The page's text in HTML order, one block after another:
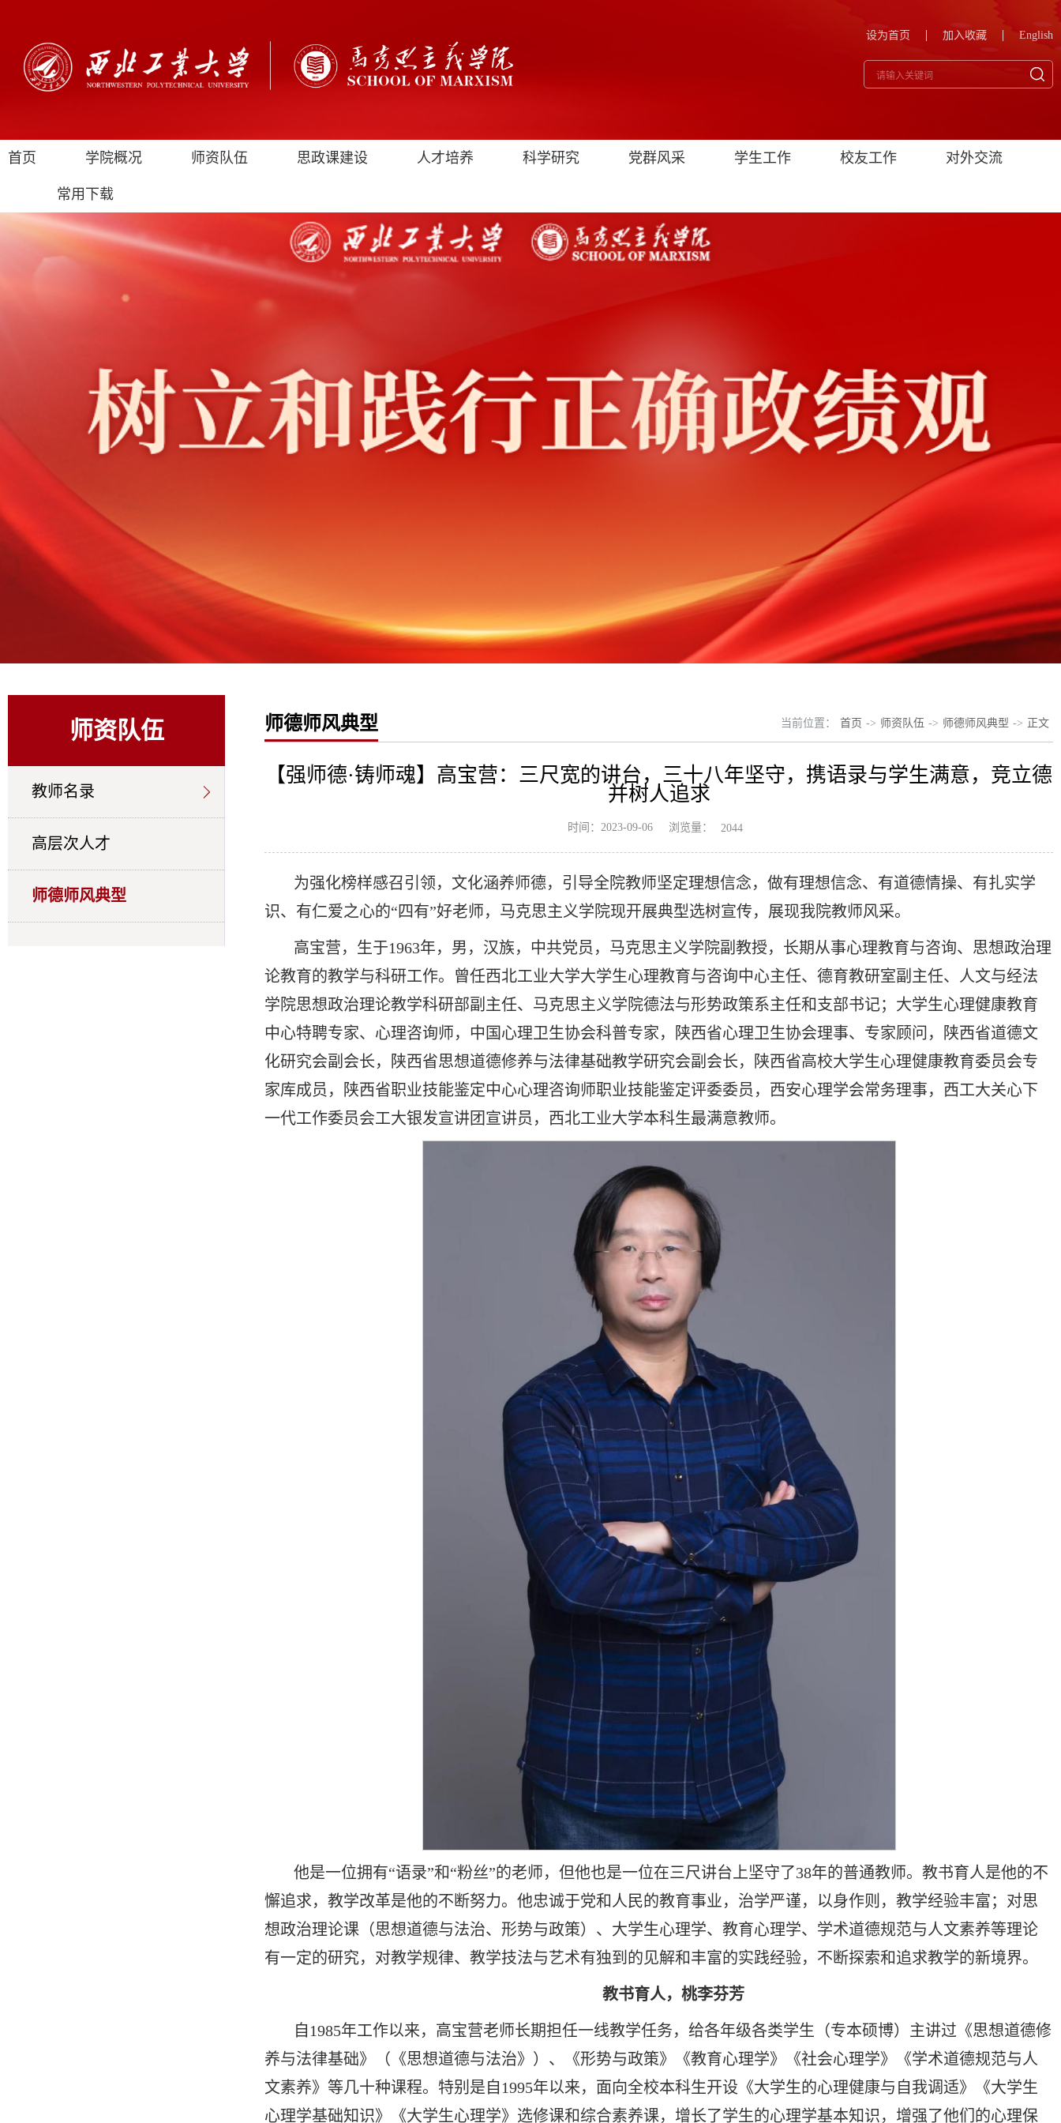
设为首页 加入收藏 English
首页 学院概况 师资队伍 思政课建设 人才培养 科学研究 党群风采 学生工作 校友工作 对外交流
常用下载
师资队伍
教师名录
高层次人才
师德师风典型
师德师风典型 当前位置： 首页 -> 师资队伍 -> 师德师风典型 -> 正文
【强师德·铸师魂】高宝营：三尺宽的讲台，三十八年坚守，携语录与学生满意，竞立德
并树人追求
时间：2023-09-06 浏览量： 2044
为强化榜样感召引领，文化涵养师德，引导全院教师坚定理想信念，做有理想信念、有道德情操、有扎实学
识、有仁爱之心的“四有”好老师，马克思主义学院现开展典型选树宣传，展现我院教师风采。
高宝营，生于1963年，男，汉族，中共党员，马克思主义学院副教授，长期从事心理教育与咨询、思想政治理
论教育的教学与科研工作。曾任西北工业大学大学生心理教育与咨询中心主任、德育教研室副主任、人文与经法
学院思想政治理论教学科研部副主任、马克思主义学院德法与形势政策系主任和支部书记；大学生心理健康教育
中心特聘专家、心理咨询师，中国心理卫生协会科普专家，陕西省心理卫生协会理事、专家顾问，陕西省道德文
化研究会副会长，陕西省思想道德修养与法律基础教学研究会副会长，陕西省高校大学生心理健康教育委员会专
家库成员，陕西省职业技能鉴定中心心理咨询师职业技能鉴定评委委员，西安心理学会常务理事，西工大关心下
一代工作委员会工大银发宣讲团宣讲员，西北工业大学本科生最满意教师。
他是一位拥有“语录”和“粉丝”的老师，但他也是一位在三尺讲台上坚守了38年的普通教师。教书育人是他的不
懈追求，教学改革是他的不断努力。他忠诚于党和人民的教育事业，治学严谨，以身作则，教学经验丰富；对思
想政治理论课（思想道德与法治、形势与政策）、大学生心理学、教育心理学、学术道德规范与人文素养等理论
有一定的研究，对教学规律、教学技法与艺术有独到的见解和丰富的实践经验，不断探索和追求教学的新境界。
教书育人，桃李芬芳
自1985年工作以来，高宝营老师长期担任一线教学任务，给各年级各类学生（专本硕博）主讲过《思想道德修
养与法律基础》（《思想道德与法治》）、《形势与政策》《教育心理学》《社会心理学》《学术道德规范与人
文素养》等几十种课程。特别是自1995年以来，面向全校本科生开设《大学生的心理健康与自我调适》《大学生
心理学基础知识》《大学生心理学》选修课和综合素养课，增长了学生的心理学基本知识，增强了他们的心理保